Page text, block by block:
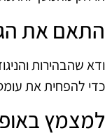
התאם את
ודא שהבהירות
כדי להפחית את
למצמץ